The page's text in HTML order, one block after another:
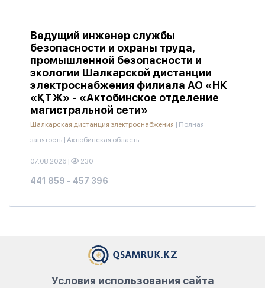
Ведущий инженер службы
безопасности и охраны труда,
промышленной безопасности и
экологии Шалкарской дистанции
электроснабжения филиала АО «НК
«ҚТЖ» - «Актобинское отделение
магистральной сети»
Шалкарская дистанция электроснабжения | Полная
занятость | Актюбинская область
07.08.2026 | 230
441 859 - 457 396
Условия использования сайта